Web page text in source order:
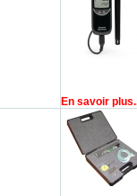
En savoir